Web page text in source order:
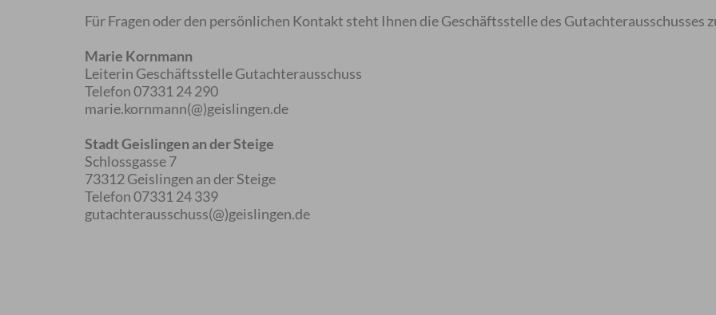
Für Fragen oder den persönlichen Kontakt steht Ihnen die Geschäftsstelle des Gutachterausschusses
Marie Kornmann
Leiterin Geschäftsstelle Gutachterausschuss
Telefon 07331 24 290
marie.kornmann(@)geislingen.de
Stadt Geislingen an der Steige
Schlossgasse 7
73312 Geislingen an der Steige
Telefon 07331 24 339
gutachterausschuss(@)geislingen.de